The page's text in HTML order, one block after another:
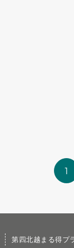
1
第四北越まる得プ